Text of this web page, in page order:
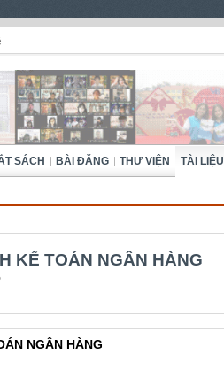
SÁCH BÀI ĐĂNG THƯ VIỆN TÀI LIỆU
KẾ TOÁN NGÂN HÀNG
NGÂN HÀNG